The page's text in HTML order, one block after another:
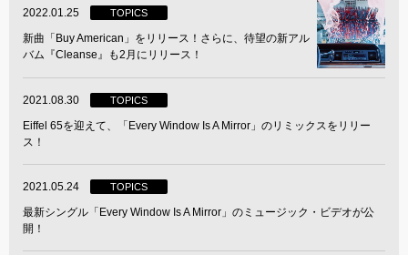
2022.01.25 TOPICS
新曲「Buy American」をリリース！さらに、待望の新アル
バム『Cleanse』も2月にリリース！
2021.08.30 TOPICS
Eiffel 65を迎えて、「Every Window Is A Mirror」のリミックスをリリー
ス！
2021.05.24 TOPICS
最新シングル「Every Window Is A Mirror」のミュージック・ビデオが公
開！